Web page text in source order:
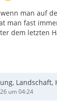
man auf
man fast
dem letzten
Landschaft,
um 04:24